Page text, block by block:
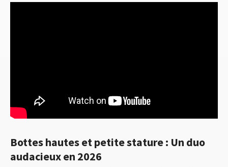
Bottes hautes et petite stature : Un duo
audacieux en 2026